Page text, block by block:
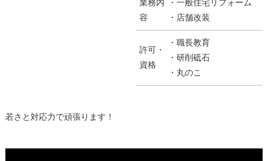
業務内
容
・一般住宅リフォーム
・店舗改装
許可・
資格
・職長教育
・研削砥石
・丸のこ
若さと対応力で頑張ります！